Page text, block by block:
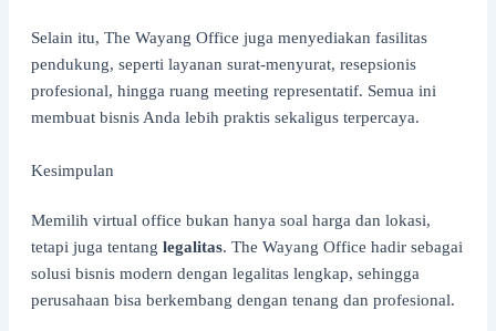
Selain itu, The Wayang Office juga menyediakan fasilitas
pendukung, seperti layanan surat-menyurat, resepsionis
profesional, hingga ruang meeting representatif. Semua ini
membuat bisnis Anda lebih praktis sekaligus terpercaya.
Kesimpulan
Memilih virtual office bukan hanya soal harga dan lokasi,
tetapi juga tentang legalitas. The Wayang Office hadir sebagai
solusi bisnis modern dengan legalitas lengkap, sehingga
perusahaan bisa berkembang dengan tenang dan profesional.